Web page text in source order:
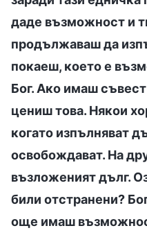
даде възможност и
продължаваш да
покаеш, което е
Бог. Ако имаш
цениш това. Някои
когато изпълняват
освобождават. На
възложеният дълг.
били отстранени?
още имаш